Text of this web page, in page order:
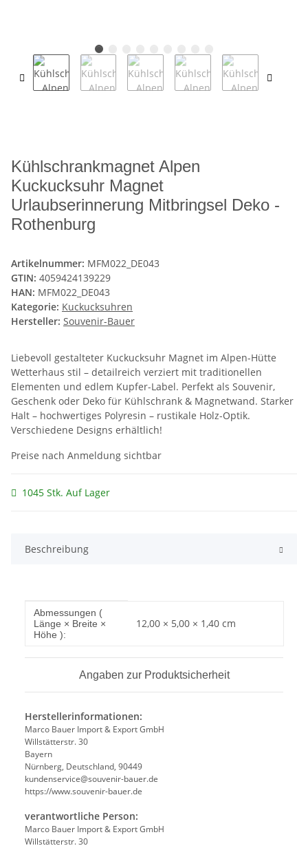
Kühlschrankmagnet Alpen
Kuckucksuhr Magnet
Urlaubserinnerung Mitbringsel Deko -
Rothenburg
Artikelnummer: MFM022_DE043
GTIN: 4059424139229
HAN: MFM022_DE043
Kategorie: Kuckucksuhren
Hersteller: Souvenir-Bauer
Liebevoll gestalteter Kuckucksuhr Magnet im Alpen-Hütte
Wetterhaus stil – detailreich verziert mit traditionellen
Elementen und edlem Kupfer-Label. Perfekt als Souvenir,
Geschenk oder Deko für Kühlschrank & Magnetwand. Starker
Halt – hochwertiges Polyresin – rustikale Holz-Optik.
Verschiedene Designs erhältlich!
Preise nach Anmeldung sichtbar
1045 Stk. Auf Lager
Beschreibung
Produkteigenschaft
Wert
Abmessungen (
Länge × Breite ×
Höhe ):
12,00 × 5,00 × 1,40 cm
Angaben zur Produktsicherheit
Herstellerinformationen:
Marco Bauer Import & Export GmbH
Willstätterstr. 30
Bayern
Nürnberg, Deutschland, 90449
kundenservice@souvenir-bauer.de
https://www.souvenir-bauer.de
verantwortliche Person:
Marco Bauer Import & Export GmbH
Willstätterstr. 30